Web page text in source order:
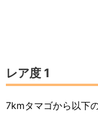
レア度 1
7kmタマゴから以下